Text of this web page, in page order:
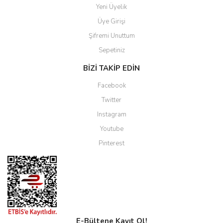
Yeni Üyelik
Üye Girişi
Şifremi Unuttum
Sepetiniz
BİZİ TAKİP EDİN
Facebook
Twitter
Instagram
Youtube
Pinterest